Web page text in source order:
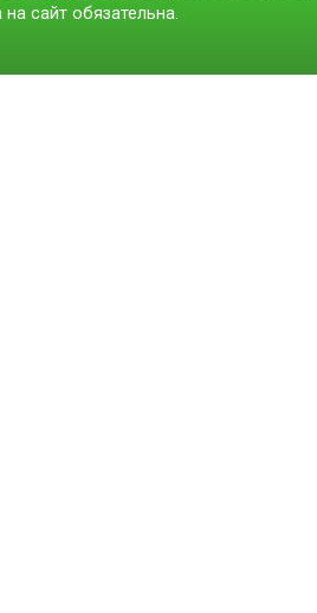
сайт обязательна.